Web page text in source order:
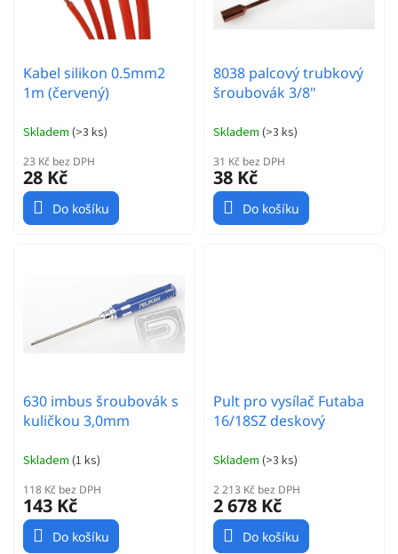
ů
Kabel silikon 0.5mm2
1m (červený)
Skladem (>3 ks)
23 Kč bez DPH
28 Kč
Do košíku
8038 palcový trubkový
šroubovák 3/8"
Skladem (>3 ks)
31 Kč bez DPH
38 Kč
Do košíku
630 imbus šroubovák s
kuličkou 3,0mm
Skladem (1 ks)
118 Kč bez DPH
143 Kč
Do košíku
Pult pro vysílač Futaba
16/18SZ deskový
Skladem (>3 ks)
2 213 Kč bez DPH
2 678 Kč
Do košíku